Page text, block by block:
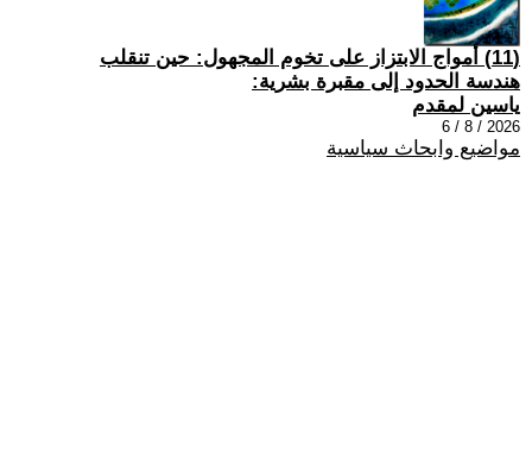
(11) أمواج الابتزاز على تخوم المجهول: حين تنقلب
هندسة الحدود إلى مقبرة بشرية:
ياسين لمقدم
2026 / 8 / 6
مواضيع وابحاث سياسية